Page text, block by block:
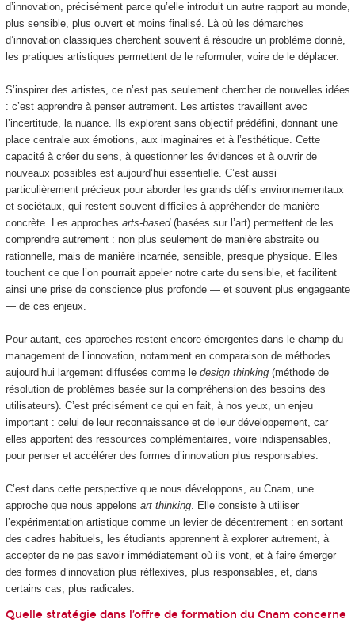
d’innovation, précisément parce qu’elle introduit un autre rapport au monde,
plus sensible, plus ouvert et moins finalisé. Là où les démarches
d’innovation classiques cherchent souvent à résoudre un problème donné,
les pratiques artistiques permettent de le reformuler, voire de le déplacer.
S’inspirer des artistes, ce n’est pas seulement chercher de nouvelles idées
: c’est apprendre à penser autrement. Les artistes travaillent avec
l’incertitude, la nuance. Ils explorent sans objectif prédéfini, donnant une
place centrale aux émotions, aux imaginaires et à l’esthétique. Cette
capacité à créer du sens, à questionner les évidences et à ouvrir de
nouveaux possibles est aujourd’hui essentielle. C’est aussi
particulièrement précieux pour aborder les grands défis environnementaux
et sociétaux, qui restent souvent difficiles à appréhender de manière
concrète. Les approches arts-based(basées sur l’art) permettent de les
comprendre autrement : non plus seulement de manière abstraite ou
rationnelle, mais de manière incarnée, sensible, presque physique. Elles
touchent ce que l’on pourrait appeler notre carte du sensible, et facilitent
ainsi une prise de conscience plus profonde — et souvent plus engageante
— de ces enjeux.
Pour autant, ces approches restent encore émergentes dans le champ du
management de l’innovation, notamment en comparaison de méthodes
aujourd’hui largement diffusées comme le design thinking(méthode de
résolution de problèmes basée sur la compréhension des besoins des
utilisateurs). C’est précisément ce qui en fait, à nos yeux, un enjeu
important : celui de leur reconnaissance et de leur développement, car
elles apportent des ressources complémentaires, voire indispensables,
pour penser et accélérer des formes d’innovation plus responsables.
C’est dans cette perspective que nous développons, au Cnam, une
approche que nous appelons art thinking. Elle consiste à utiliser
l’expérimentation artistique comme un levier de décentrement : en sortant
des cadres habituels, les étudiants apprennent à explorer autrement, à
accepter de ne pas savoir immédiatement où ils vont, et à faire émerger
des formes d’innovation plus réflexives, plus responsables, et, dans
certains cas, plus radicales.
Quelle stratégie dans l’offre de formation du Cnam concerne